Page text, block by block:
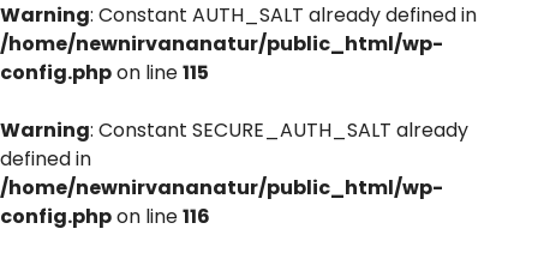
Warning: Constant AUTH_SALT already defined in
/home/newnirvananatur/public_html/wp-
config.phpon line115
Warning: Constant SECURE_AUTH_SALT already
defined in
/home/newnirvananatur/public_html/wp-
config.phpon line116